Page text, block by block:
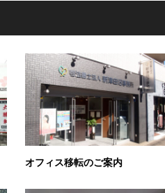
オフィス移転のご案内